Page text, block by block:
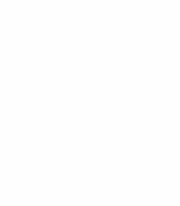
Bretagne - Côte de